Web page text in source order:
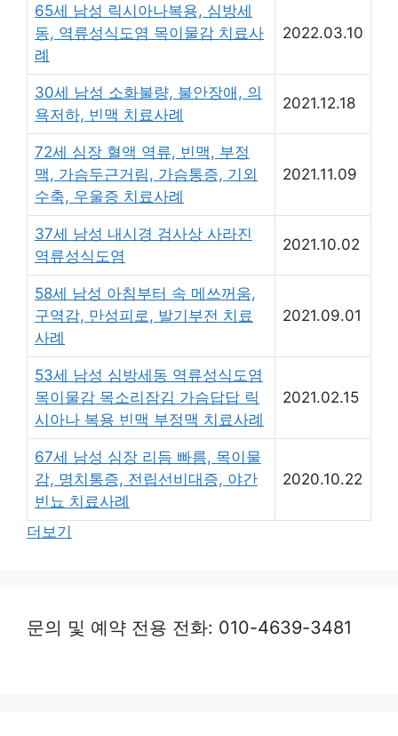
65세 남성 릭시아나복용, 심방세
동, 역류성식도염 목이물감 치료사
례
2022.03.10
30세 남성 소화불량, 불안장애, 의
욕저하, 빈맥 치료사례
2021.12.18
72세 심장 혈액 역류, 빈맥, 부정
맥, 가슴두근거림, 가슴통증, 기외
수축, 우울증 치료사례
2021.11.09
37세 남성 내시경 검사상 사라진
역류성식도염
2021.10.02
58세 남성 아침부터 속 메쓰꺼움,
구역감, 만성피로, 발기부전 치료
사례
2021.09.01
53세 남성 심방세동 역류성식도염
목이물감 목소리잠김 가슴답답 릭
시아나 복용 빈맥 부정맥 치료사례
2021.02.15
67세 남성 심장 리듬 빠름, 목이물
감, 명치통증, 전립선비대증, 야간
빈뇨 치료사례
2020.10.22
더보기
문의 및 예약 전용 전화: 010-4639-3481